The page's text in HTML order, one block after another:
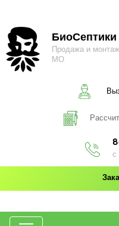
БиоСептики
Продажа и
МО
с